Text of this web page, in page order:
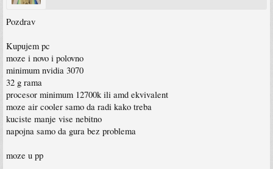
Pozdrav
Kupujem pc
moze i novo i polovno
minimum nvidia 3070
32 g rama
procesor minimum 12700k ili amd ekvivalent
moze air cooler samo da radi kako treba
kuciste manje vise nebitno
napojna samo da gura bez problema
moze u pp